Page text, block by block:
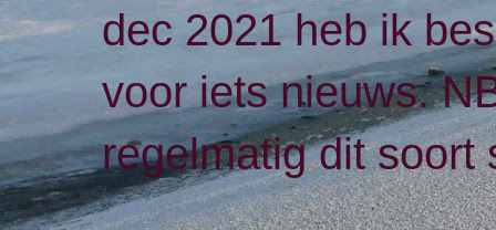
dec 2021 heb ik
voor iets nieuws.
regelmatig dit soort